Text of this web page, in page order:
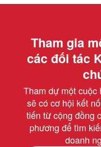
Tham gia
các đối tác
Tham dự một cuộc
sẽ có cơ hội kết
tiến từ cộng đồng
phương để tìm
doanh